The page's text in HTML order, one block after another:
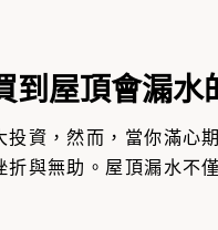
到屋頂會漏水
投資，然而，當你滿心
與無助。屋頂漏水不